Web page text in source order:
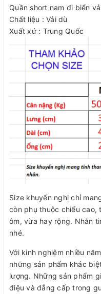
Quần short nam đi biển
Chất liệu : Vải dù
Xuất xứ : Trung Quốc
Size khuyến nghị chỉ
còn phụ thuộc chiểu cao,
ôm, vừa hay rộng. Nhắn
nhé.
Với kinh nghiệm nhiều
những sản phẩm khác
lượng. Những sản phẩm
điệu và đẳng cấp trong